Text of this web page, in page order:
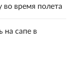
во время полета
на сапе в